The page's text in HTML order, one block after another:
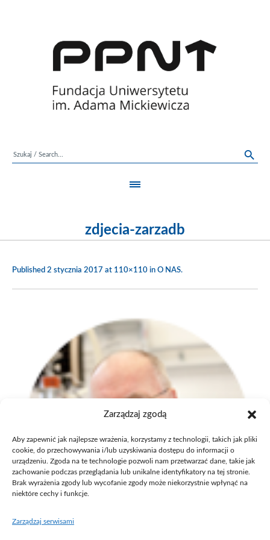
Zarządzaj zgodą
Aby zapewnić jak najlepsze wrażenia, korzystamy z technologii, takich jak pliki
cookie, do przechowywania i/lub uzyskiwania dostępu do informacji o
urządzeniu. Zgoda na te technologie pozwoli nam przetwarzać dane, takie jak
zachowanie podczas przeglądania lub unikalne identyfikatory na tej stronie.
Brak wyrażenia zgody lub wycofanie zgody może niekorzystnie wpłynąć na
niektóre cechy i funkcje.
Zarządzaj serwisami
zdjecia-zarzadb
Published 2 stycznia 2017 at 110×110 in O NAS.